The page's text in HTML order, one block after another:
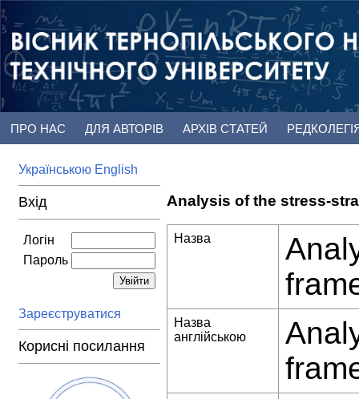
ПРО НАС ДЛЯ АВТОРІВ АРХІВ СТАТЕЙ
Українською English
Вхід
Логін
Пароль
Зареєструватися
Корисні посилання
Analysis of the stress-
Назва
Назва
англійською